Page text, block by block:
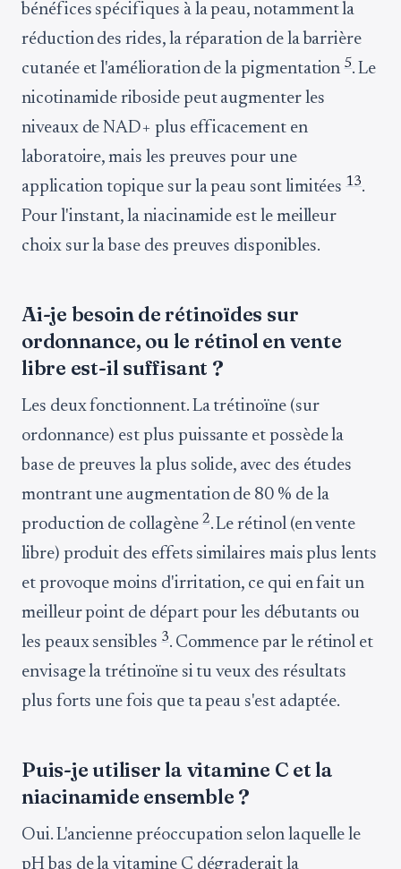
bénéfices spécifiques à la peau, notamment la
réduction des rides, la réparation de la barrière
cutanée et l'amélioration de la pigmentation5. Le
nicotinamide riboside peut augmenter les
niveaux de NAD+ plus efficacement en
laboratoire, mais les preuves pour une
application topique sur la peau sont limitées13.
Pour l'instant, la niacinamide est le meilleur
choix sur la base des preuves disponibles.
Ai-je besoin de rétinoïdes sur
ordonnance, ou le rétinol en vente
libre est-il suffisant ?
Les deux fonctionnent. La trétinoïne (sur
ordonnance) est plus puissante et possède la
base de preuves la plus solide, avec des études
montrant une augmentation de 80 % de la
production de collagène 2. Le rétinol (en vente
libre) produit des effets similaires mais plus lents
et provoque moins d'irritation, ce qui en fait un
meilleur point de départ pour les débutants ou
les peaux sensibles 3. Commence par le rétinol et
envisage la trétinoïne si tu veux des résultats
plus forts une fois que ta peau s'est adaptée.
Puis-je utiliser la vitamine C et la
niacinamide ensemble ?
Oui. L'ancienne préoccupation selon laquelle le
pH bas de la vitamine C dégraderait la